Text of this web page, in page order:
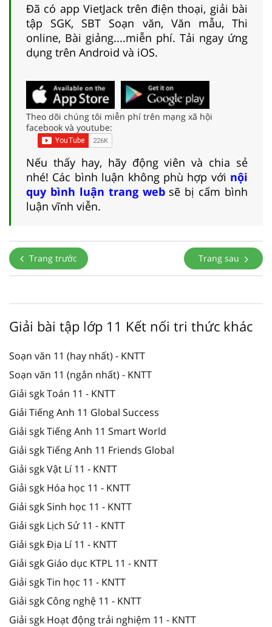
Đã có app VietJack trên điện thoại, giải bài
tập SGK, SBT Soạn văn, Văn mẫu, Thi
online, Bài giảng....miễn phí. Tải ngay ứng
dụng trên Android và iOS.
Theo dõi chúng tôi miễn phí trên mạng xã hội
facebook và youtube:
Nếu thấy hay, hãy động viên và chia sẻ
nhé! Các bình luận không phù hợp với nội
quy bình luận trang websẽ bị cấm bình
luận vĩnh viễn.
Trang trước Trang sau
Giải bài tập lớp 11 Kết nối tri thức khác
Soạn văn 11 (hay nhất) - KNTT
Soạn văn 11 (ngắn nhất) - KNTT
Giải sgk Toán 11 - KNTT
Giải Tiếng Anh 11 Global Success
Giải sgk Tiếng Anh 11 Smart World
Giải sgk Tiếng Anh 11 Friends Global
Giải sgk Vật Lí 11 - KNTT
Giải sgk Hóa học 11 - KNTT
Giải sgk Sinh học 11 - KNTT
Giải sgk Lịch Sử 11 - KNTT
Giải sgk Địa Lí 11 - KNTT
Giải sgk Giáo dục KTPL 11 - KNTT
Giải sgk Tin học 11 - KNTT
Giải sgk Công nghệ 11 - KNTT
Giải sgk Hoạt động trải nghiệm 11 - KNTT